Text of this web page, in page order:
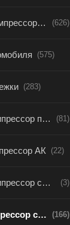
Автоматический компрессор ac (626)
(575)
(283)
Универсальный компрессор переменного тока (81)
АК (22)
Фиксированный компрессор смещения (3)
Переменный компрессор смещения (166)